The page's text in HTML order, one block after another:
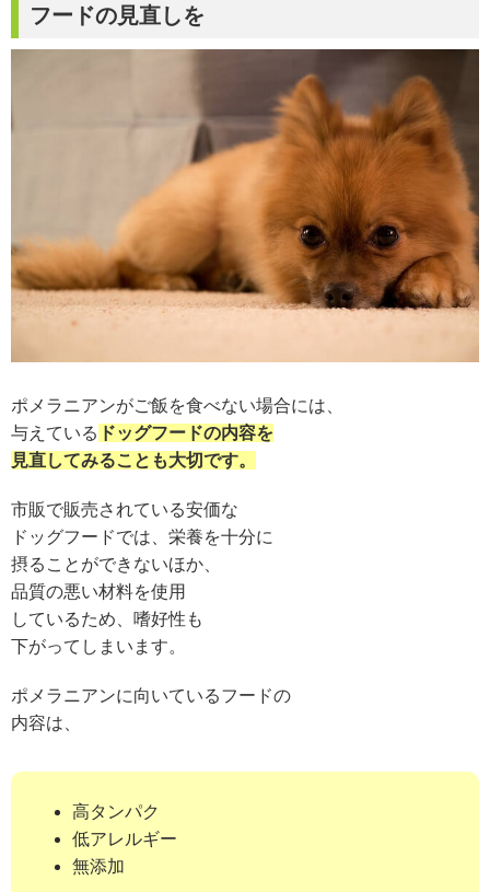
フードの見直しを
ポメラニアンがご飯を食べない場合には、
与えている ドッグフードの内容を
見直してみることも大切です。
市販で販売されている安価な
ドッグフードでは、栄養を十分に
摂ることができないほか、
品質の悪い材料を使用
しているため、嗜好性も
下がってしまいます。
ポメラニアンに向いているフードの
内容は、
高タンパク
低アレルギー
無添加